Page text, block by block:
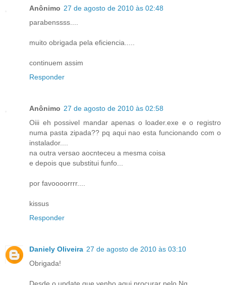
Anônimo 27 de agosto de 2010 às 02:48
parabenssss....
muito obrigada pela eficiencia.....
continuem assim
Responder
Anônimo 27 de agosto de 2010 às 02:58
Oiii eh possivel mandar apenas o loader.exe e o registro
numa pasta zipada?? pq aqui nao esta funcionando com o
instalador....
na outra versao aocnteceu a mesma coisa
e depois que substitui funfo...
por favoooorrrr....
kissus
Responder
Daniely Oliveira 27 de agosto de 2010 às 03:10
Obrigada!